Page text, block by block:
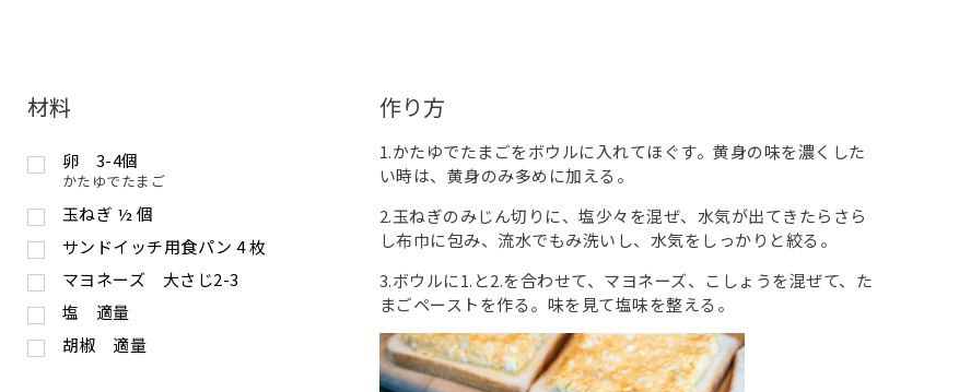
材料
卵 3-4個
かたゆでたまご
玉ねぎ ½ 個
サンドイッチ用食パン 4枚
マヨネーズ 大さじ2-3
塩 適量
胡椒 適量
作り方
1.かたゆでたまごをボウルに入れてほぐす。黄身の味を濃くした
い時は、黄身のみ多めに加える。
2.玉ねぎのみじん切りに、塩少々を混ぜ、水気が出てきたらさら
し布巾に包み、流水でもみ洗いし、水気をしっかりと絞る。
3.ボウルに1.と2.を合わせて、マヨネーズ、こしょうを混ぜて、た
まごペーストを作る。味を見て塩味を整える。